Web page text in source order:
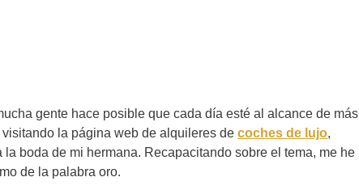
gente hace posible que cada día esté al alcance de más
la página web de alquileres de coches de lujo,
boda de mi hermana. Recapacitando sobre el tema, me he
de la palabra oro.